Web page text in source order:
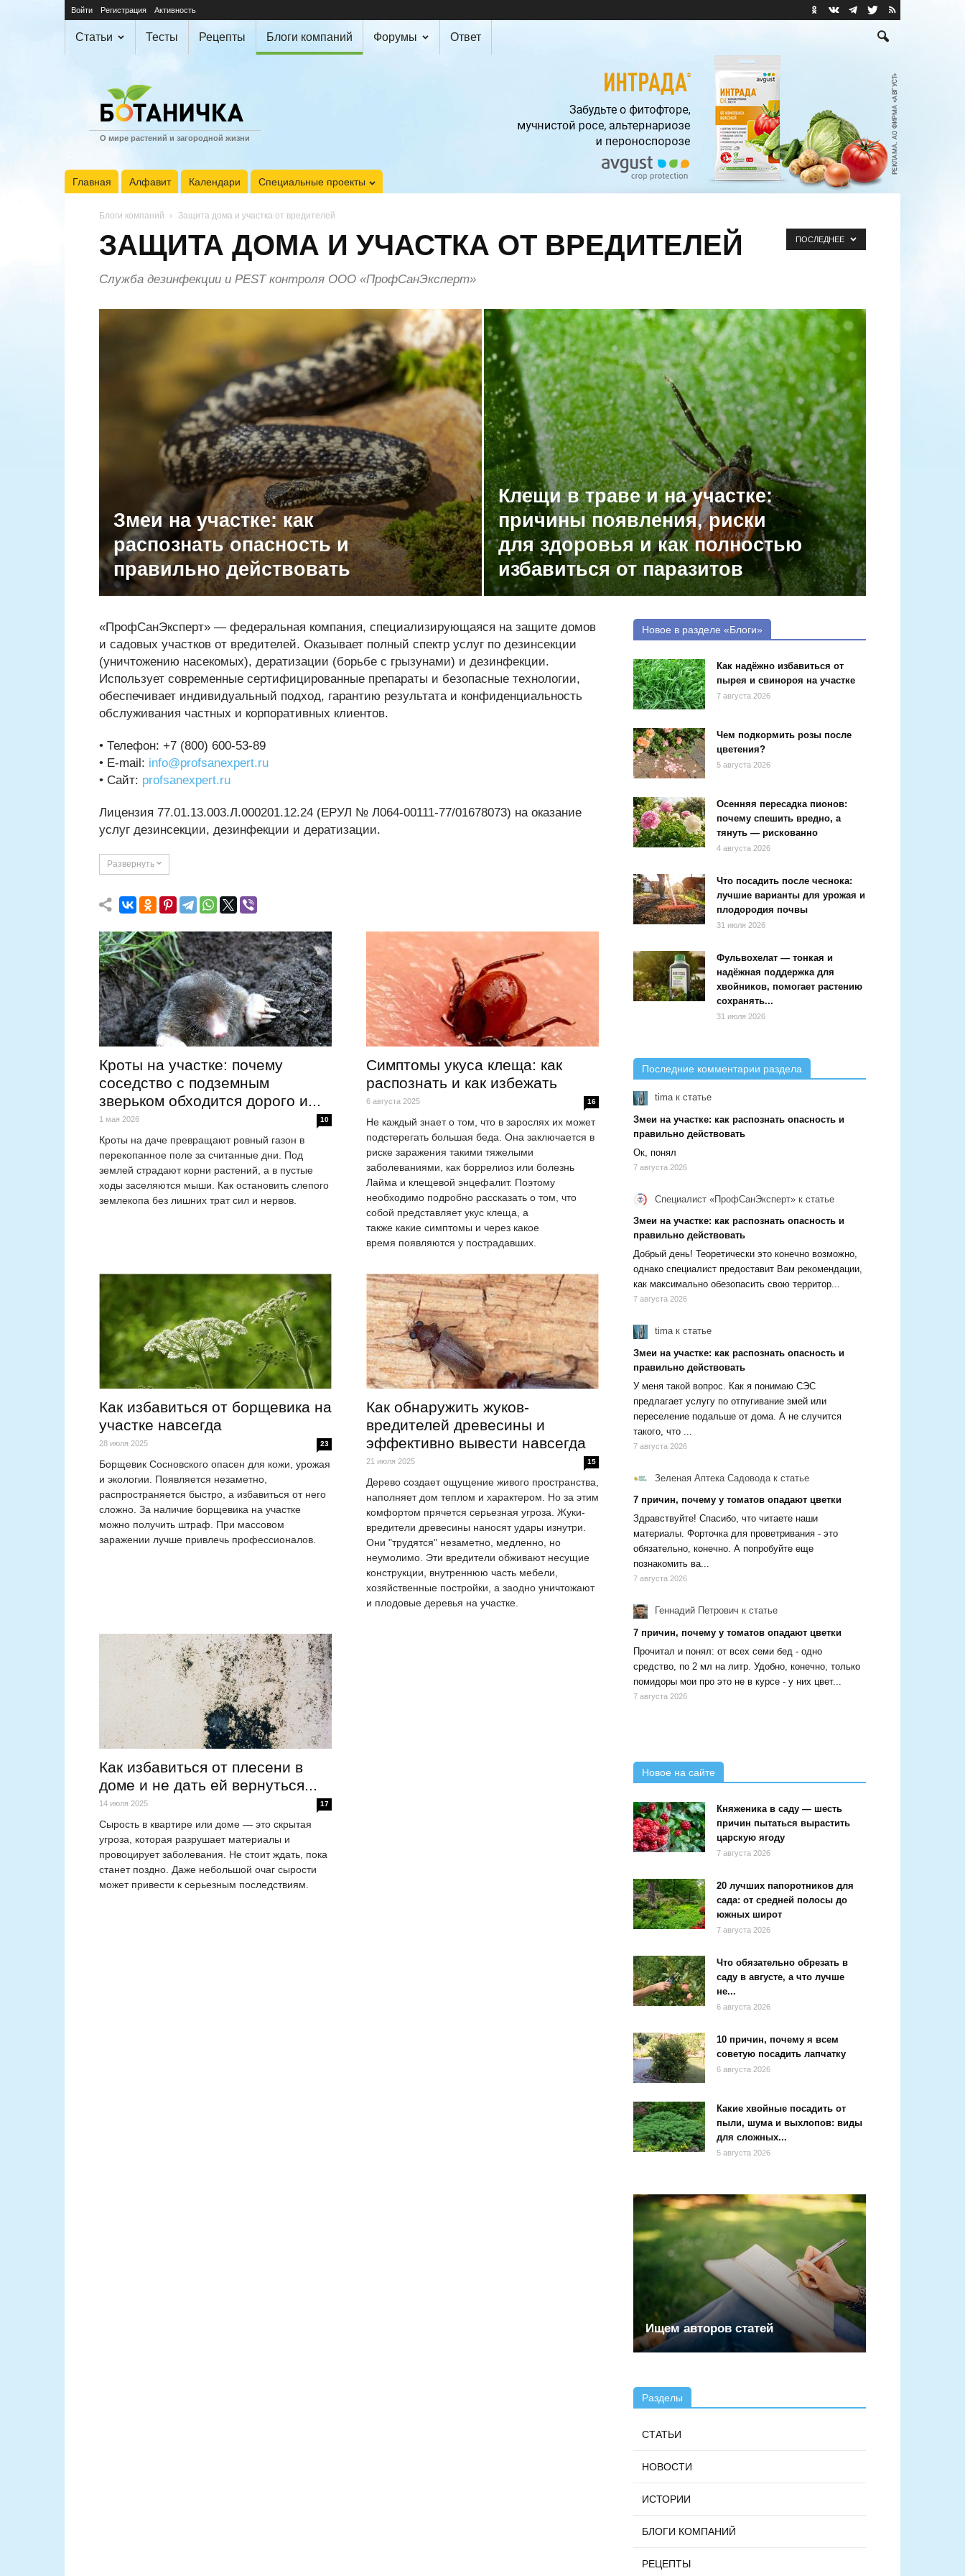
Войти Регистрация Активность
Статьи Тесты Рецепты Блоги компаний Форумы Ответ
О мире растений и загородной жизни
Главная Алфавит Календари Специальные проекты
Блоги компаний Защита дома и участка от вредителей
ЗАЩИТА ДОМА И УЧАСТКА ОТ ВРЕДИТЕЛЕЙ
Служба дезинфекции и PEST контроля ООО «ПрофСанЭксперт»
ПОСЛЕДНЕЕ
Змеи на участке: как
распознать опасность и
правильно действовать
Клещи в траве и на участке:
причины появления, риски
для здоровья и как полностью
избавиться от паразитов
«ПрофСанЭксперт» — федеральная компания, специализирующаяся на защите домов
и садовых участков от вредителей. Оказывает полный спектр услуг по дезинсекции
(уничтожению насекомых), дератизации (борьбе с грызунами) и дезинфекции.
Использует современные сертифицированные препараты и безопасные технологии,
обеспечивает индивидуальный подход, гарантию результата и конфиденциальность
обслуживания частных и корпоративных клиентов.
• Телефон: +7 (800) 600-53-89
• E-mail: info@profsanexpert.ru
• Сайт: profsanexpert.ru
Лицензия 77.01.13.003.Л.000201.12.24 (ЕРУЛ № Л064-00111-77/01678073) на оказание
услуг дезинсекции, дезинфекции и дератизации.
Развернуть
Кроты на участке: почему
соседство с подземным
зверьком обходится дорого и...
1 мая 2026 10
Кроты на даче превращают ровный газон в
перекопанное поле за считанные дни. Под
землей страдают корни растений, а в пустые
ходы заселяются мыши. Как остановить слепого
землекопа без лишних трат сил и нервов.
Симптомы укуса клеща: как
распознать и как избежать
6 августа 2025 16
Не каждый знает о том, что в зарослях их может
подстерегать большая беда. Она заключается в
риске заражения такими тяжелыми
заболеваниями, как боррелиоз или болезнь
Лайма и клещевой энцефалит. Поэтому
необходимо подробно рассказать о том, что
собой представляет укус клеща, а
также какие симптомы и через какое
время появляются у пострадавших.
Как избавиться от борщевика на
участке навсегда
28 июля 2025 23
Борщевик Сосновского опасен для кожи, урожая
и экологии. Появляется незаметно,
распространяется быстро, а избавиться от него
сложно. За наличие борщевика на участке
можно получить штраф. При массовом
заражении лучше привлечь профессионалов.
Как обнаружить жуков-
вредителей древесины и
эффективно вывести навсегда
21 июля 2025 15
Дерево создает ощущение живого пространства,
наполняет дом теплом и характером. Но за этим
комфортом прячется серьезная угроза. Жуки-
вредители древесины наносят удары изнутри.
Они "трудятся" незаметно, медленно, но
неумолимо. Эти вредители обживают несущие
конструкции, внутреннюю часть мебели,
хозяйственные постройки, а заодно уничтожают
и плодовые деревья на участке.
Как избавиться от плесени в
доме и не дать ей вернуться...
14 июля 2025 17
Сырость в квартире или доме — это скрытая
угроза, которая разрушает материалы и
провоцирует заболевания. Не стоит ждать, пока
станет поздно. Даже небольшой очаг сырости
может привести к серьезным последствиям.
Новое в разделе «Блоги»
Как надёжно избавиться от
пырея и свинороя на участке
7 августа 2026
Чем подкормить розы после
цветения?
5 августа 2026
Осенняя пересадка пионов:
почему спешить вредно, а
тянуть — рискованно
4 августа 2026
Что посадить после чеснока:
лучшие варианты для урожая и
плодородия почвы
31 июля 2026
Фульвохелат — тонкая и
надёжная поддержка для
хвойников, помогает растению
сохранять...
31 июля 2026
Последние комментарии раздела
timaк статье
Змеи на участке: как распознать опасность и
правильно действовать
Ок, понял
7 августа 2026
Специалист «ПрофСанЭксперт» к статье
Змеи на участке: как распознать опасность и
правильно действовать
Добрый день! Теоретически это конечно возможно,
однако специалист предоставит Вам рекомендации,
как максимально обезопасить свою территор...
7 августа 2026
timaк статье
Змеи на участке: как распознать опасность и
правильно действовать
У меня такой вопрос. Как я понимаю СЭС
предлагает услугу по отпугивание змей или
переселение подальше от дома. А не случится
такого, что ...
7 августа 2026
Зеленая Аптека Садовода к статье
7 причин, почему у томатов опадают цветки
Здравствуйте! Спасибо, что читаете наши
материалы. Форточка для проветривания - это
обязательно, конечно. А попробуйте еще
познакомить ва...
7 августа 2026
Геннадий Петрович к статье
7 причин, почему у томатов опадают цветки
Прочитал и понял: от всех семи бед - одно
средство, по 2 мл на литр. Удобно, конечно, только
помидоры мои про это не в курсе - у них цвет...
7 августа 2026
Новое на сайте
Княженика в саду — шесть
причин пытаться вырастить
царскую ягоду
7 августа 2026
20 лучших папоротников для
сада: от средней полосы до
южных широт
7 августа 2026
Что обязательно обрезать в
саду в августе, а что лучше
не...
6 августа 2026
10 причин, почему я всем
советую посадить лапчатку
6 августа 2026
Какие хвойные посадить от
пыли, шума и выхлопов: виды
для сложных...
5 августа 2026
Ищем авторов статей
Разделы
СТАТЬИ
НОВОСТИ
ИСТОРИИ
БЛОГИ КОМПАНИЙ
РЕЦЕПТЫ